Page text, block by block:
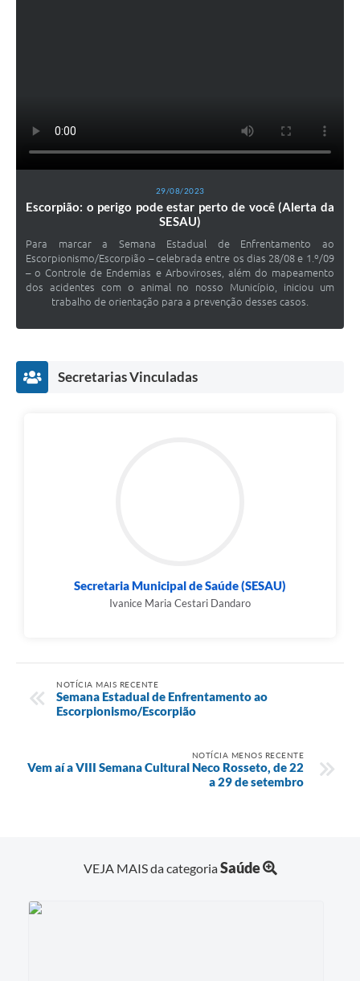
29/08/2023
Escorpião: o perigo pode estar perto de você (Alerta da
SESAU)
Para marcar a Semana Estadual de Enfrentamento ao
Escorpionismo/Escorpião​ – celebrada entre os dias 28/08 e 1.º/09
– o Controle de Endemias e Arboviroses, além do mapeamento
dos acidentes com o animal no nosso Município, iniciou um
trabalho de orientação para a prevenção desses casos.
Secretarias Vinculadas
Secretaria Municipal de Saúde (SESAU)
Ivanice Maria Cestari Dandaro
NOTÍCIA MAIS RECENTE
Semana Estadual de Enfrentamento ao
Escorpionismo/Escorpião
NOTÍCIA MENOS RECENTE
Vem aí a VIII Semana Cultural Neco Rosseto, de 22
a 29 de setembro
VEJA MAIS da categoriaSaúde